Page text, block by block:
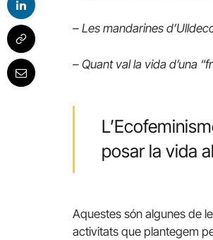
– Les mandarines
– Quant val la vida d’una
posar la vida
Aquestes són algunes de
activitats que plantegem